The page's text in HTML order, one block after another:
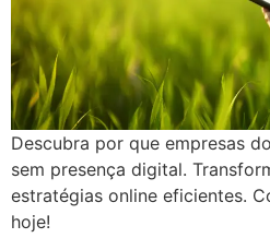
Descubra por que empresas
sem presença digital.
estratégias online eficientes.
hoje!